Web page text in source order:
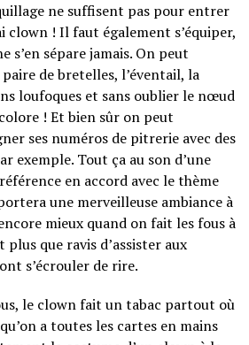
ne suffisent pas pour entrer
clown ! Il faut également s’équiper,
s’en sépare jamais. On peut
de bretelles, l’éventail, la
loufoques et sans oublier le nœud
! Et bien sûr on peut
ses numéros de pitrerie avec des
exemple. Tout ça au son d’une
en accord avec le thème
une merveilleuse ambiance à
mieux quand on fait les fous à
que ravis d’assister aux
s’écrouler de rire.
le clown fait un tabac partout où
a toutes les cartes en mains